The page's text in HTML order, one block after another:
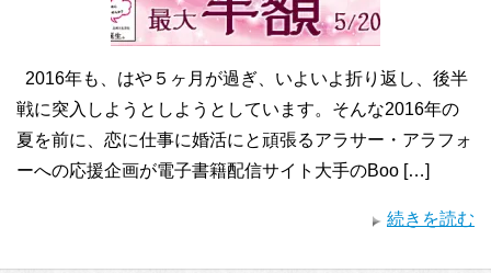
2016年も、はや５ヶ月が過ぎ、いよいよ折り返し、後半
戦に突入しようとしようとしています。そんな2016年の
夏を前に、恋に仕事に婚活にと頑張るアラサー・アラフォ
ーへの応援企画が電子書籍配信サイト大手のBoo […]
続きを読む